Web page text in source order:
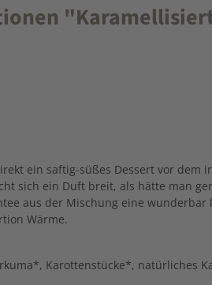
ein saftig-süßes Dessert vor dem
sich ein Duft breit, als hätte man
aus der Mischung eine wunderbar
Wärme.
Karottenstücke*, natürliches